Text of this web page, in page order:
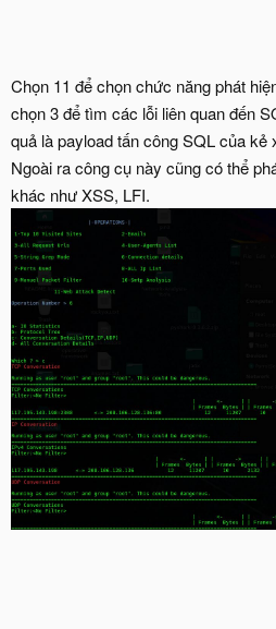
Chọn 11 để chọn chức năng phát
chọn 3 để tìm các lỗi liên quan đến
quả là payload tấn công SQL của kẻ
Ngoài ra công cụ này cũng có thể
khác như XSS, LFI.